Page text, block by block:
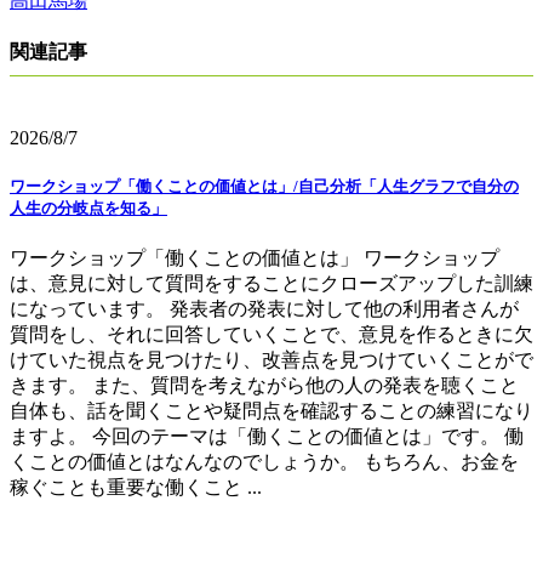
関連記事
2026/8/7
ワークショップ「働くことの価値とは」/自己分析「人生グラフで自分の
人生の分岐点を知る」
ワークショップ「働くことの価値とは」 ワークショップ
は、意見に対して質問をすることにクローズアップした訓練
になっています。 発表者の発表に対して他の利用者さんが
質問をし、それに回答していくことで、意見を作るときに欠
けていた視点を見つけたり、改善点を見つけていくことがで
きます。 また、質問を考えながら他の人の発表を聴くこと
自体も、話を聞くことや疑問点を確認することの練習になり
ますよ。 今回のテーマは「働くことの価値とは」です。 働
くことの価値とはなんなのでしょうか。 もちろん、お金を
稼ぐことも重要な働くこと ...